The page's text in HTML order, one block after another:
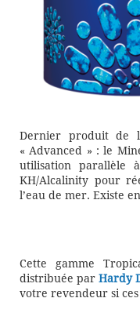
Dernier produit de
« Advanced » : le
utilisation parallèle
KH/Alcalinity pour
l’eau de mer. Existe
Cette gamme
distribuée par Hardy
votre revendeur si